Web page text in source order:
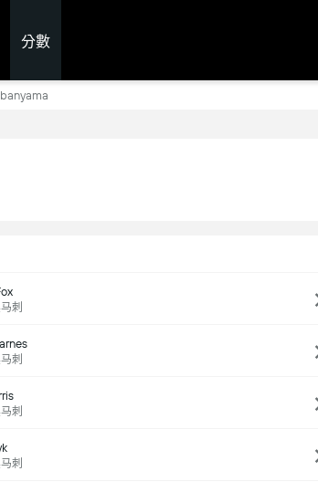
分數
刺
刺
刺
刺